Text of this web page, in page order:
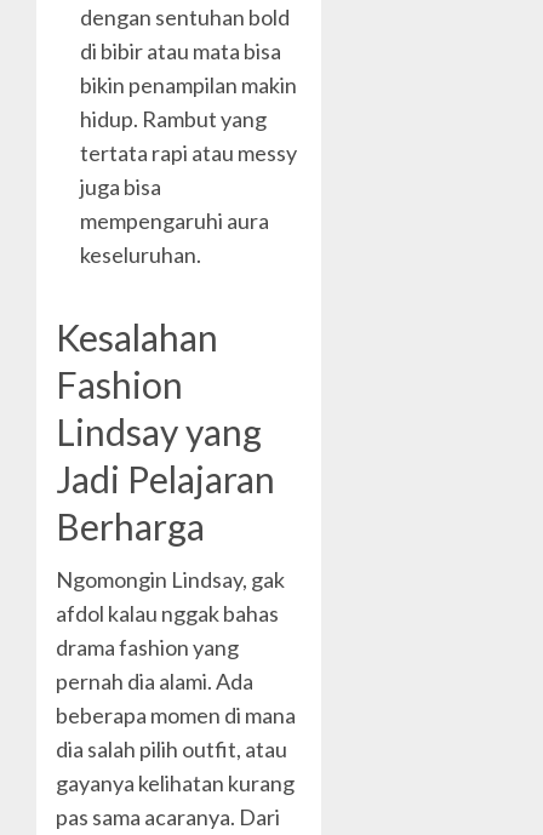
dengan sentuhan bold
di bibir atau mata bisa
bikin penampilan makin
hidup. Rambut yang
tertata rapi atau messy
juga bisa
mempengaruhi aura
keseluruhan.
Kesalahan
Fashion
Lindsay yang
Jadi Pelajaran
Berharga
Ngomongin Lindsay, gak
afdol kalau nggak bahas
drama fashion yang
pernah dia alami. Ada
beberapa momen di mana
dia salah pilih outfit, atau
gayanya kelihatan kurang
pas sama acaranya. Dari